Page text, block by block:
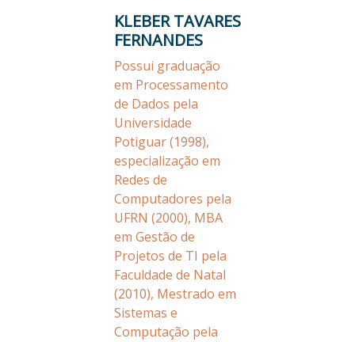
KLEBER TAVARES
FERNANDES
Possui graduação
em Processamento
de Dados pela
Universidade
Potiguar (1998),
especialização em
Redes de
Computadores pela
UFRN (2000), MBA
em Gestão de
Projetos de TI pela
Faculdade de Natal
(2010), Mestrado em
Sistemas e
Computação pela